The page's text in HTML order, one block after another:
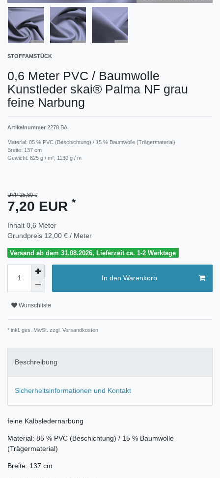
STOFFAMSTÜCK
0,6 Meter PVC / Baumwolle
Kunstleder skai® Palma NF grau
feine Narbung
Artikelnummer 2278 BA
Material: 85 % PVC (Beschichtung) / 15 % Baumwolle (Trägermaterial)
Breite: 137 cm
Gewicht: 825 g / m²; 1130 g / m
UVP 25,80 €
7,20 EUR *
Inhalt 0,6 Meter
Grundpreis 12,00 € / Meter
Versand ab dem 31.08.2026, Lieferzeit ca. 1-2 Werktage
In den Warenkorb
Wunschliste
* inkl. ges. MwSt. zzgl. Versandkosten
Beschreibung
Sicherheitsinformationen und Kontakt
feine Kalbsledernarbung
Material: 85 % PVC (Beschichtung) / 15 % Baumwolle
(Trägermaterial)
Breite: 137 cm